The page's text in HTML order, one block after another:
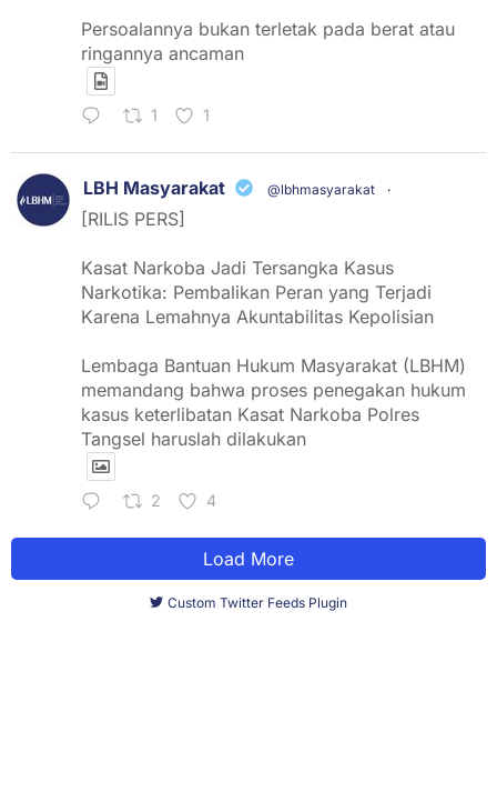
Persoalannya bukan terletak pada berat atau
ringannya ancaman
1 1
LBH Masyarakat @lbhmasyarakat ·
[RILIS PERS]
Kasat Narkoba Jadi Tersangka Kasus
Narkotika: Pembalikan Peran yang Terjadi
Karena Lemahnya Akuntabilitas Kepolisian
Lembaga Bantuan Hukum Masyarakat (LBHM)
memandang bahwa proses penegakan hukum
kasus keterlibatan Kasat Narkoba Polres
Tangsel haruslah dilakukan
2 4
Load More
Custom Twitter Feeds Plugin